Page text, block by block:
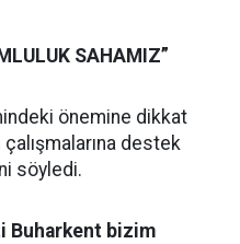
SAHAMIZ”
önemine dikkat
destek
söyledi.
Buharkent bizim